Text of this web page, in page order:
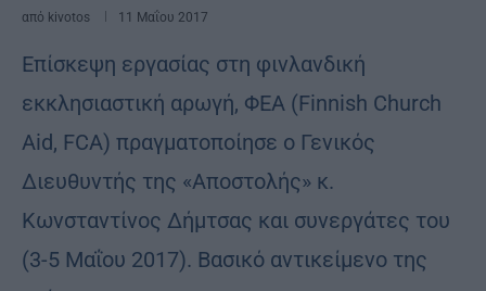
από kivotos 11 Μαΐου 2017
Επίσκεψη εργασίας στη φινλανδική
εκκλησιαστική αρωγή, ΦΕΑ (Finnish Church
Aid, FCA) πραγματοποίησε ο Γενικός
Διευθυντής της «Αποστολής» κ.
Κωνσταντίνος Δήμτσας και συνεργάτες του
(3-5 Μαΐου 2017). Βασικό αντικείμενο της